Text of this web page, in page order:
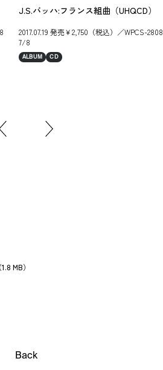
J.S.バッハ:フランス組曲（UHQCD）
2017.07.19 発売￥2,750（税込）／WPCS-2808
7/8
ALBUM CD
MB）
Back